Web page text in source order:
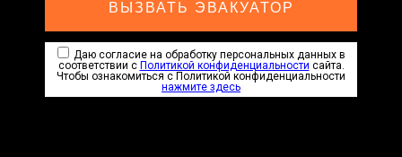
ВЫЗВАТЬ ЭВАКУАТОР
Даю согласие на обработку персональных данных в
соответствии с Политикой конфиденциальности сайта.
Чтобы ознакомиться с Политикой конфиденциальности
нажмите здесь